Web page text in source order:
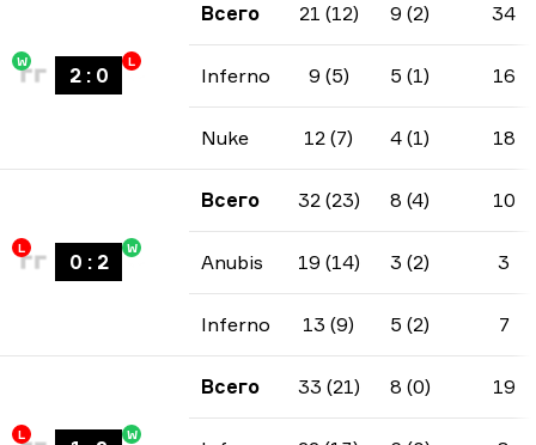
W
2: 0
L
Всего 21 (12) 9 (2) 34
Inferno 9 (5) 5 (1) 16
Nuke 12 (7) 4 (1) 18
L
0 : 2
W
Всего 32 (23) 8 (4) 10
Anubis 19 (14) 3 (2) 3
Inferno 13 (9) 5 (2) 7
L W
Всего 33 (21) 8 (0) 19